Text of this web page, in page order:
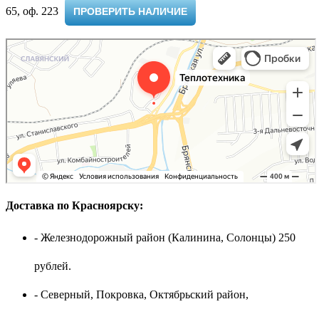
65, оф. 223 ​ ПРОВЕРИТЬ НАЛИЧИЕ
Доставка по Красноярску:
- Железнодорожный район (Калинина, Солонцы) 250
рублей.
- Северный, Покровка, Октябрьский район,